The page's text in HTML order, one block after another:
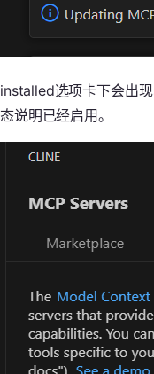
installed选项卡下会出
态说明已经启用。